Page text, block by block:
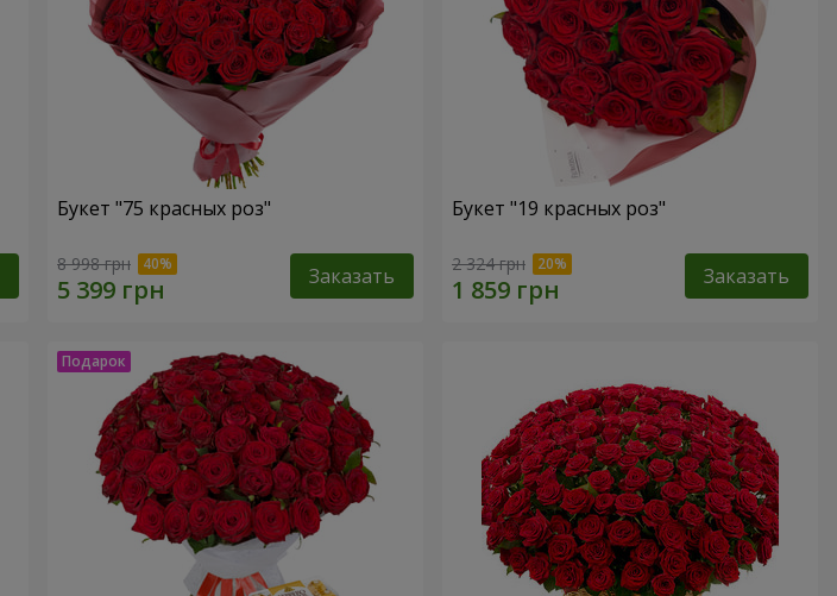
Букет "75 красных роз"
8 998 грн Заказать
Букет "19 красных роз"
2 324 грн Заказать